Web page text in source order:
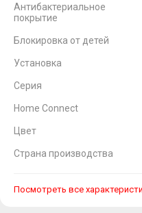
Антибактериальное
покрытие
Блокировка от детей
Установка
Серия
Home Connect
Цвет
Страна производства
Посмотреть все